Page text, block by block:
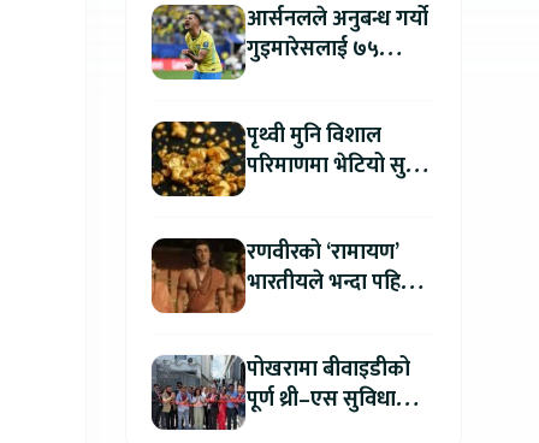
आर्सनलले अनुबन्ध गर्यो
गुइमारेसलाई ७५
पृथ्वी मुनि विशाल
परिमाणमा भेटियो सुन,
रणवीरको ‘रामायण’
भारतीयले भन्दा पहिला
पोखरामा बीवाइडीको
पूर्ण थ्री–एस सुविधा